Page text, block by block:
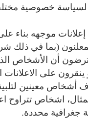
خصوصية
إعلانات موجهه بناء
(بما في ذلك
أن الأشخاص
ينقرون على
أشخاص معينين لتلبية